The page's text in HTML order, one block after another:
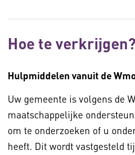
Hoe te verkrijgen?
Hulpmiddelen vanuit de
Uw gemeente is volgens de
maatschappelijke
om te onderzoeken of u
heeft. Dit wordt vastgesteld